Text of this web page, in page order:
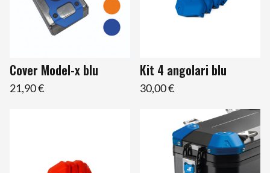
Cover Model-x blu
21,90 €
Kit 4 angolari blu
30,00 €